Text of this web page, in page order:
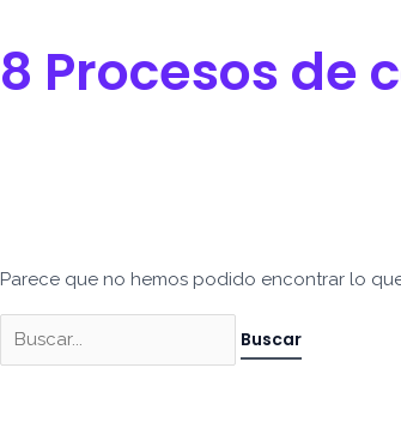
8 Procesos de
Parece que no hemos podido encontrar lo